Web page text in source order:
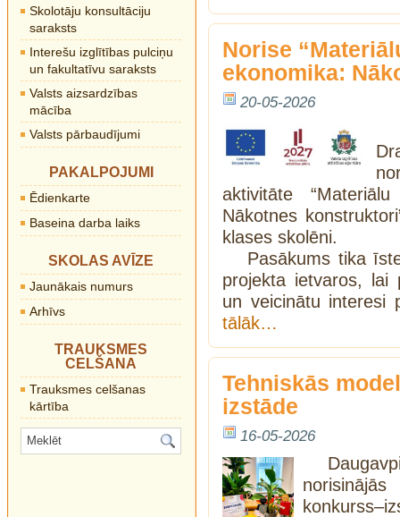
Skolotāju konsultāciju
saraksts
Interešu izglītības pulciņu
un fakultatīvu saraksts
Valsts aizsardzības
mācība
Valsts pārbaudījumi
PAKALPOJUMI
Ēdienkarte
Baseina darba laiks
SKOLAS AVĪZE
Jaunākais numurs
Arhīvs
TRAUKSMES
CELŠANA
Trauksmes celšanas
kārtība
Norise
ekonomika:
20-05-2026
aktivitāte
Nākotnes
klases skolēni.
Pasākums tika
projekta ietvaros, lai
un veicinātu interesi
tālāk…
Tehniskās
izstāde
16-05-2026